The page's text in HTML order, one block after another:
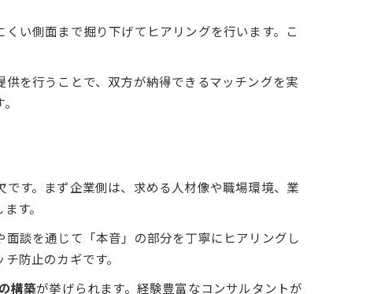
響
い側面まで掘り下げてヒアリングを行います。こ
を行うことで、双方が納得できるマッチングを実
す。まず企業側は、求める人材像や職場環境、業
す。
談を通じて「本音」の部分を丁寧にヒアリングし
防止のカギです。
構築が挙げられます。経験豊富なコンサルタントが